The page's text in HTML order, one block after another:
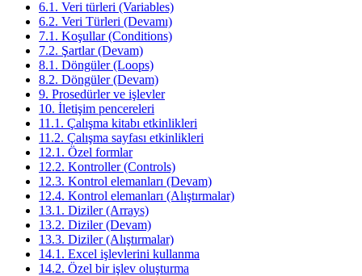
6.1. Veri türleri (Variables)
6.2. Veri Türleri (Devamı)
7.1. Koşullar (Conditions)
7.2. Şartlar (Devam)
8.1. Döngüler (Loops)
8.2. Döngüler (Devam)
9. Prosedürler ve işlevler
10. İletişim pencereleri
11.1. Çalışma kitabı etkinlikleri
11.2. Çalışma sayfası etkinlikleri
12.1. Özel formlar
12.2. Kontroller (Controls)
12.3. Kontrol elemanları (Devam)
12.4. Kontrol elemanları (Alıştırmalar)
13.1. Diziler (Arrays)
13.2. Diziler (Devam)
13.3. Diziler (Alıştırmalar)
14.1. Excel işlevlerini kullanma
14.2. Özel bir işlev oluşturma